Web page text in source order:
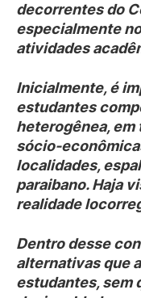
decorrentes do
especialmente
atividades
Inicialmente, é
estudantes
heterogênea,
sócio-
localidades,
paraibano. Haja
realidade
Dentro desse
alternativas que
estudantes, sem